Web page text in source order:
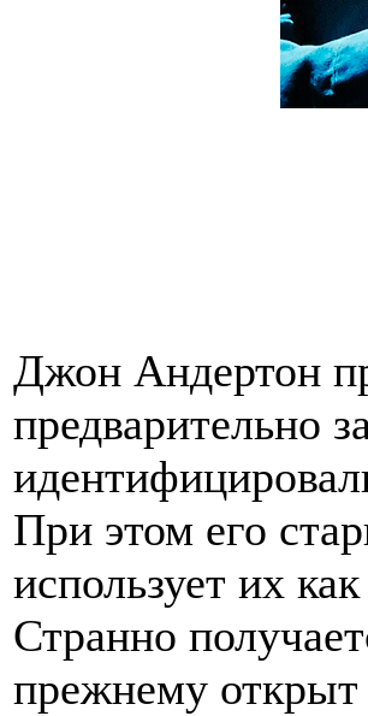
Джон Андертон
предварительно
При этом его
использует их
Странно
прежнему открыт